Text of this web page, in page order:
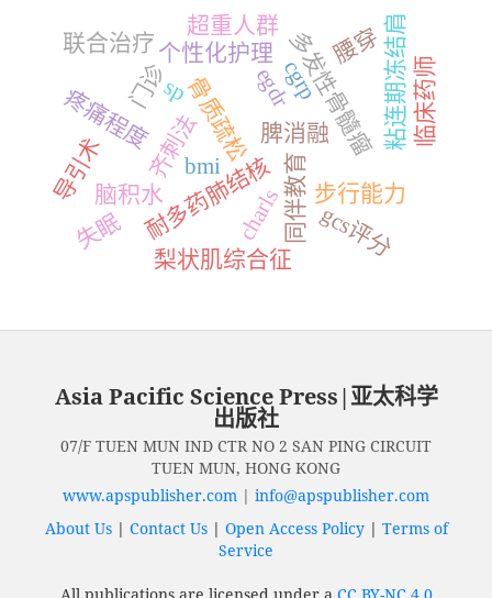
多发性骨髓瘤
骨质疏松 cgrp
sp
个性化护理
同伴教育
门诊
耐多药肺结核
齐刺法
梨状肌综合征
疼痛程度
步行能力
egdr 粘连期冻结肩
bmi
超重人群
charls
联合治疗
脾消融
腰穿
脑积水
gcs评分
导引术
临床药师
失眠
Asia Pacific Science Press|亚太科学
出版社
07/F TUEN MUN IND CTR NO 2 SAN PING CIRCUIT
TUEN MUN, HONG KONG
www.apspublisher.com | info@apspublisher.com
About Us| Contact Us| Open Access Policy| Terms of
Service
All publications are licensed under a CC BY-NC 4.0